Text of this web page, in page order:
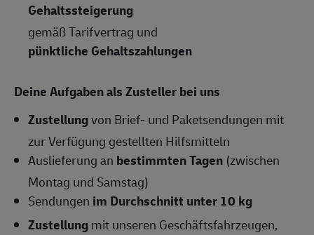
Gehaltssteigerung
gemäß Tarifvertrag und
pünktliche Gehaltszahlungen
Deine Aufgaben als Zusteller bei uns
Zustellungvon Brief- und Paketsendungen mit
zur Verfügung gestellten Hilfsmitteln
Auslieferung an bestimmten Tagen (zwischen
Montag und Samstag)
Sendungen im Durchschnitt unter 10 kg
Zustellungmit unseren Geschäftsfahrzeugen,